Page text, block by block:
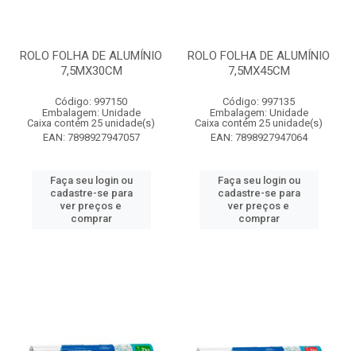
ROLO FOLHA DE ALUMÍNIO
7,5MX30CM
Código: 997150
Embalagem: Unidade
Caixa contém 25 unidade(s)
EAN: 7898927947057
Faça seu login ou
cadastre-se para
ver preços e
comprar
ROLO FOLHA DE ALUMÍNIO
7,5MX45CM
Código: 997135
Embalagem: Unidade
Caixa contém 25 unidade(s)
EAN: 7898927947064
Faça seu login ou
cadastre-se para
ver preços e
comprar